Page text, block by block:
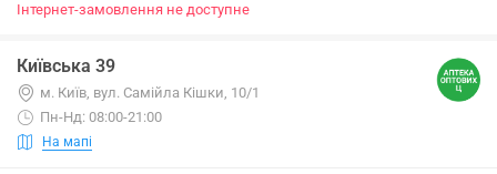
Інтернет-замовлення не доступне
Київська 39
м. Київ, вул. Самійла Кішки, 10/1
Пн-Нд: 08:00-21:00
На мапі